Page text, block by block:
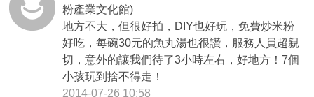
粉產業文化館)
地方不大，但很好拍，DIY也好玩，免費炒米粉
好吃，每碗30元的魚丸湯也很讚，服務人員超親
切，意外的讓我們待了3小時左右，好地方！7個
小孩玩到捨不得走！
2014-07-26 10:58